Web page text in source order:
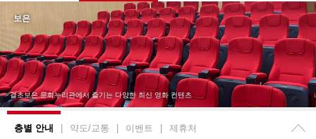
보은
결초보은 문화누리관에서 즐기는 다양한 최신 영화 컨텐츠
층별 안내 약도/교통 이벤트 제휴처